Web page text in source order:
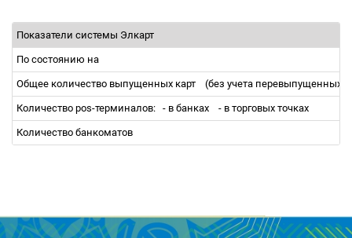
Показатели системы Элкарт
По состоянию на
Общее количество выпущенных карт (без учета перевыпущенных)
Количество pos-терминалов: - в банках - в торговых точках
Количество банкоматов